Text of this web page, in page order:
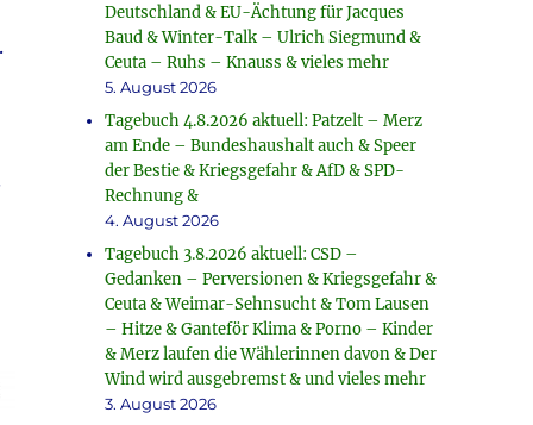
Deutschland & EU-Ächtung für Jacques
Baud & Winter-Talk – Ulrich Siegmund &
Ceuta – Ruhs – Knauss & vieles mehr
5. August 2026
Tagebuch 4.8.2026 aktuell: Patzelt – Merz
am Ende – Bundeshaushalt auch & Speer
der Bestie & Kriegsgefahr & AfD & SPD-
Rechnung &
4. August 2026
Tagebuch 3.8.2026 aktuell: CSD –
Gedanken – Perversionen & Kriegsgefahr &
Ceuta & Weimar-Sehnsucht & Tom Lausen
– Hitze & Ganteför Klima & Porno – Kinder
& Merz laufen die Wählerinnen davon & Der
Wind wird ausgebremst & und vieles mehr
3. August 2026